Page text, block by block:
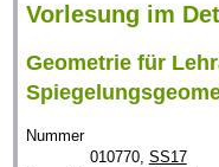
Vorlesung im
Geometrie für
Nummer
010770, SS17